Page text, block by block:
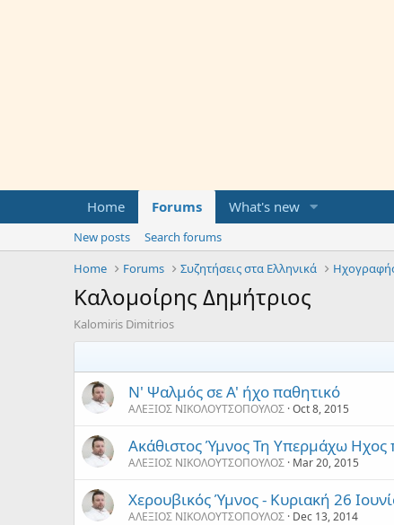
Home Forums What's new
New posts
Search forums
Home
Forums Συζητήσεις στα Ελληνικά
Καλομοίρης Δημήτριος
Kalomiris Dimitrios
Ν' Ψαλμός σε Α' ήχο παθητικό
ΑΛΕΞΙΟΣ ΝΙΚΟΛΟΥΤΣΟΠΟΥΛΟΣ Oct 8, 2015
Ακάθιστος Ύμνος Τη Υπερμάχω
ΑΛΕΞΙΟΣ ΝΙΚΟΛΟΥΤΣΟΠΟΥΛΟΣ Mar 20, 2015
Χερουβικός Ύμνος - Κυριακή 26
ΑΛΕΞΙΟΣ ΝΙΚΟΛΟΥΤΣΟΠΟΥΛΟΣ Dec 13, 2014